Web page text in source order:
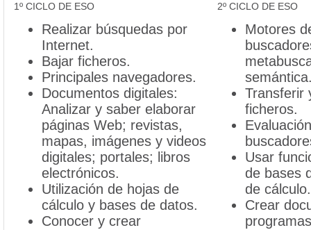
1º CICLO DE ESO 2º CICLO DE ESO
Realizar búsquedas por
Internet.
Bajar ficheros.
Principales navegadores.
Documentos digitales:
Analizar y saber elaborar
páginas Web; revistas,
mapas, imágenes y videos
digitales; portales; libros
electrónicos.
Utilización de hojas de
cálculo y bases de datos.
Conocer y crear
Motores
Transferir
ficheros.
Usar
de bases
de cálculo.
Crear